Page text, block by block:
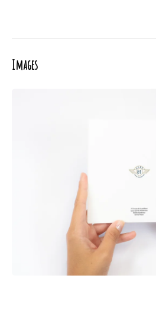
Images